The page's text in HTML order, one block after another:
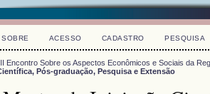
SOBRE ACESSO CADASTRO PESQUISA
Encontro Sobre os Aspectos Econômicos e Sociais da
Pós-graduação, Pesquisa e Extensão